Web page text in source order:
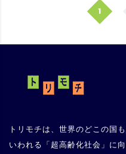
1
トリモチは、世界のどこの国
いわれる「超高齢化社会」に